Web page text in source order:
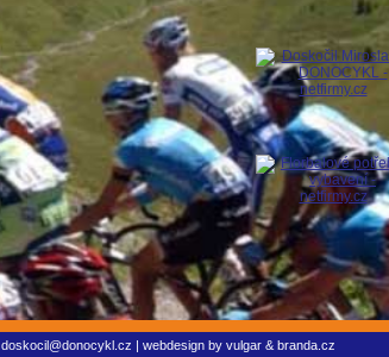
doskocil@donocykl.cz | webdesign by vulgar & branda.cz